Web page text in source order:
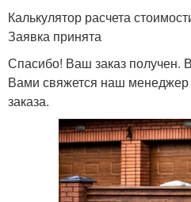
Калькулятор расчета
Заявка принята
Спасибо! Ваш заказ получен.
Вами свяжется наш менеджер
заказа.